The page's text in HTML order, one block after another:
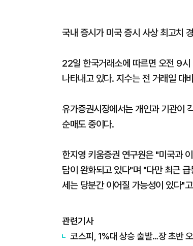
국내 증시가 미국 증시 사상 최고치
22일 한국거래소에 따르면 오전 9
나타내고 있다. 지수는 전 거래일
유가증권시장에서는 개인과 기관
순매도 중이다.
한지영 키움증권 연구원은 "미국과
담이 완화되고 있다"며 "다만 최근
세는 당분간 이어질 가능성이 있다"
관련기사
코스피, 1%대 상승 출발…장 초반